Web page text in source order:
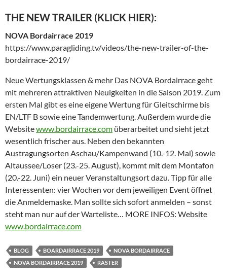
THE NEW TRAILER (KLICK HIER):
NOVA Bordairrace 2019
https://www.paragliding.tv/videos/the-new-trailer-of-the-
bordairrace-2019/
Neue Wertungsklassen & mehr Das NOVA Bordairrace geht
mit mehreren attraktiven Neuigkeiten in die Saison 2019. Zum
ersten Mal gibt es eine eigene Wertung für Gleitschirme bis
EN/LTF B sowie eine Tandemwertung. Außerdem wurde die
Websitewww.bordairrace.com überarbeitet und sieht jetzt
wesentlich frischer aus. Neben den bekannten
Austragungsorten Aschau/Kampenwand (10.-12. Mai) sowie
Altaussee/Loser (23.-25. August), kommt mit dem Montafon
(20.-22. Juni) ein neuer Veranstaltungsort dazu. Tipp für alle
Interessenten: vier Wochen vor dem jeweiligen Event öffnet
die Anmeldemaske. Man sollte sich sofort anmelden – sonst
steht man nur auf der Warteliste… MORE INFOS: Website
www.bordairrace.com
BLOG BOARDAIRRACE 2019
NOVA BORDAIRRACE
NOVA BORDAIRRACE 2019
RASTER